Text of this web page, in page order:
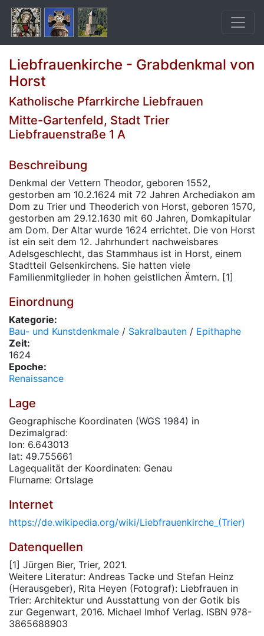
Liebfrauenkirche - Grabdenkmal von
Horst
Katholische Pfarrkirche Liebfrauen
Mitte-Gartenfeld, Stadt Trier
Liebfrauenstraße 1 A
Beschreibung
Denkmal der Vettern Theodor, geboren 1552,
gestorben am 10.2.1624 mit 72 Jahren Archediakon am
Dom zu Trier und Theoderich von Horst, geboren 1570,
gestorben am 29.12.1630 mit 60 Jahren, Domkapitular
am Dom. Der Altar wurde 1624 errichtet. Die von Horst
ist ein seit dem 12. Jahrhundert nachweisbares
Adelsgeschlecht, das Stammhaus ist in Horst, einem
Stadtteil Gelsenkirchens. Sie hatten viele
Familienmitglieder in hohen geistlichen Ämtern. [1]
Einordnung
Kategorie:
Bau- und Kunstdenkmale / Sakralbauten / Epithaphe
Zeit:
1624
Epoche:
Renaissance
Lage
Geographische Koordinaten (WGS 1984) in
Dezimalgrad:
lon: 6.643013
lat: 49.755661
Lagequalität der Koordinaten: Genau
Flurname: Ortslage
Internet
https://de.wikipedia.org/wiki/Liebfrauenkirche_(Trier)
Datenquellen
[1] Jürgen Bier, Trier, 2021.
Weitere Literatur: Andreas Tacke und Stefan Heinz
(Herausgeber), Rita Heyen (Fotograf): Liebfrauen in
Trier: Architektur und Ausstattung von der Gotik bis
zur Gegenwart, 2016. Michael Imhof Verlag. ISBN 978-
3865688903